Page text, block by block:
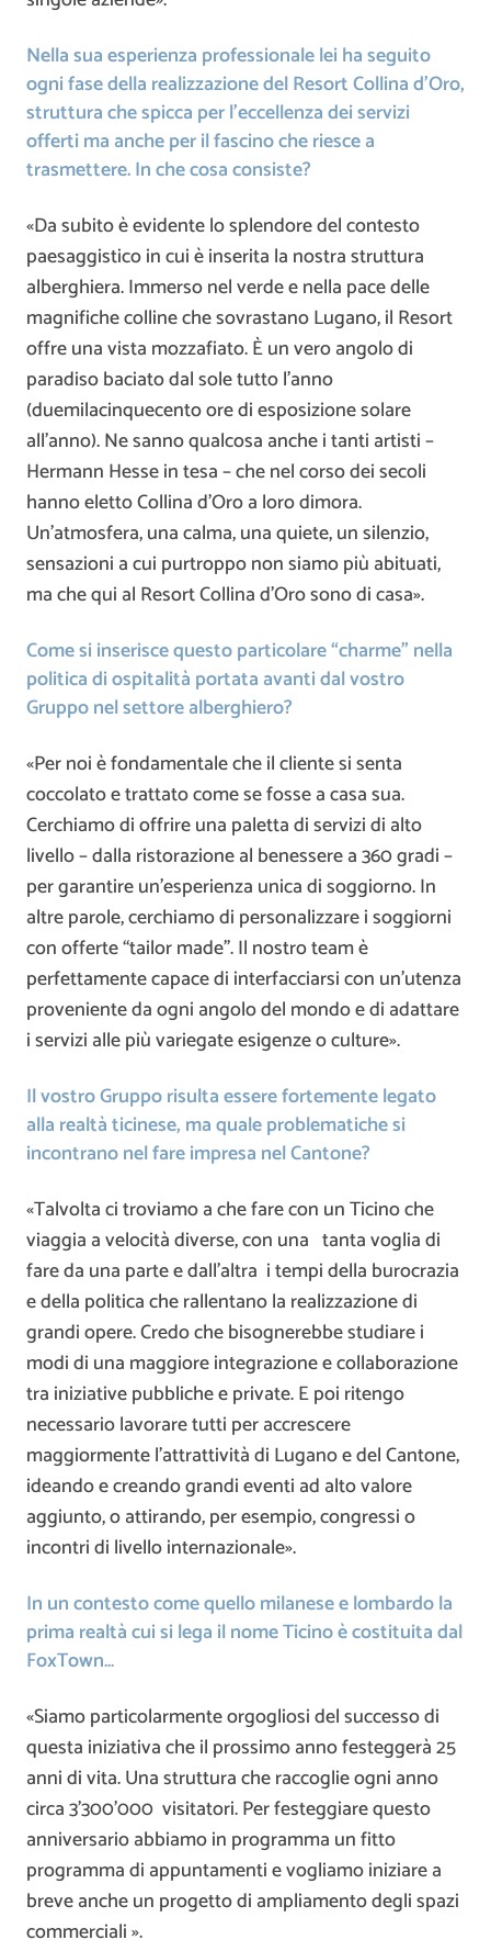
Nella sua esperienza professionale lei ha seguito
ogni fase della realizzazione del Resort Collina d’Oro,
struttura che spicca per l’eccellenza dei servizi
offerti ma anche per il fascino che riesce a
trasmettere. In che cosa consiste?
«Da subito è evidente lo splendore del contesto
paesaggistico in cui è inserita la nostra struttura
alberghiera. Immerso nel verde e nella pace delle
magnifiche colline che sovrastano Lugano, il Resort
offre una vista mozzafiato. È un vero angolo di
paradiso baciato dal sole tutto l’anno
(duemilacinquecento ore di esposizione solare
all’anno). Ne sanno qualcosa anche i tanti artisti –
Hermann Hesse in tesa – che nel corso dei secoli
hanno eletto Collina d’Oro a loro dimora.
Un’atmosfera, una calma, una quiete, un silenzio,
sensazioni a cui purtroppo non siamo più abituati,
ma che qui al Resort Collina d’Oro sono di casa».
Come si inserisce questo particolare “charme” nella
politica di ospitalità portata avanti dal vostro
Gruppo nel settore alberghiero?
«Per noi è fondamentale che il cliente si senta
coccolato e trattato come se fosse a casa sua.
Cerchiamo di offrire una paletta di servizi di alto
livello – dalla ristorazione al benessere a 360 gradi –
per garantire un’esperienza unica di soggiorno. In
altre parole, cerchiamo di personalizzare i soggiorni
con offerte “tailor made”. Il nostro team è
perfettamente capace di interfacciarsi con un’utenza
proveniente da ogni angolo del mondo e di adattare
i servizi alle più variegate esigenze o culture».
Il vostro Gruppo risulta essere fortemente legato
alla realtà ticinese, ma quale problematiche si
incontrano nel fare impresa nel Cantone?
«Talvolta ci troviamo a che fare con un Ticino che
viaggia a velocità diverse, con una tanta voglia di
fare da una parte e dall’altra i tempi della burocrazia
e della politica che rallentano la realizzazione di
grandi opere. Credo che bisognerebbe studiare i
modi di una maggiore integrazione e collaborazione
tra iniziative pubbliche e private. E poi ritengo
necessario lavorare tutti per accrescere
maggiormente l’attrattività di Lugano e del Cantone,
ideando e creando grandi eventi ad alto valore
aggiunto, o attirando, per esempio, congressi o
incontri di livello internazionale».
In un contesto come quello milanese e lombardo la
prima realtà cui si lega il nome Ticino è costituita dal
FoxTown…
«Siamo particolarmente orgogliosi del successo di
questa iniziativa che il prossimo anno festeggerà 25
anni di vita. Una struttura che raccoglie ogni anno
circa 3’300’000 visitatori. Per festeggiare questo
anniversario abbiamo in programma un fitto
programma di appuntamenti e vogliamo iniziare a
breve anche un progetto di ampliamento degli spazi
commerciali ».